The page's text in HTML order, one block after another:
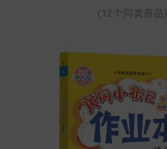
(12个同类商品)